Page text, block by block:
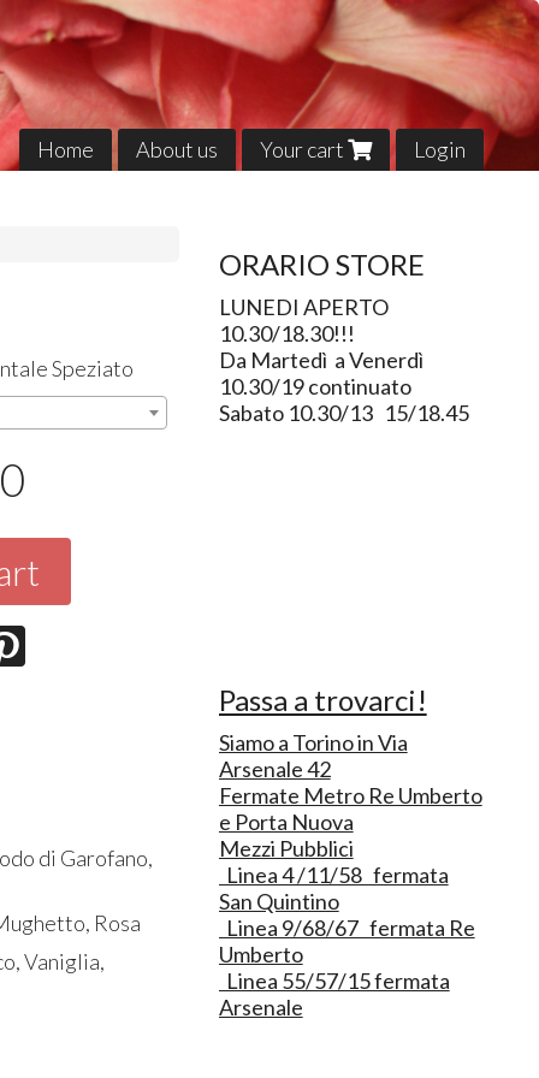
Home About us Your cart Login
Speziato
di Garofano,
Rosa
Vaniglia,
ORARIO STORE
LUNEDI APERTO
10.30/18.30!!!
Da Martedì a Venerdì
10.30/19 continuato
Sabato 10.30/13 15/18.45
Passa a trovarci!
Siamo a Torino in Via
Arsenale 42
Fermate Metro Re Umberto
e Porta Nuova
Mezzi Pubblici
Linea 4 /11/58 fermata
San Quintino
Linea 9/68/67 fermata Re
Umberto
Linea 55/57/15 fermata
Arsenale